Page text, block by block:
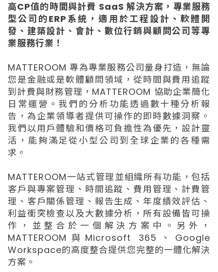
高CP值的時間與計費 SaaS 解決方案，專業服務
型公司的ERP系統，適用於工程設計、軟體開
發、建築設計、會計、數位行銷與顧問公司等專
業服務行業！
MATTEROOM 專為專業服務公司量身打造，無論
您是金融或是軟體顧問領域，從時間與費用追蹤
到計費與財務管理，MATTEROOM 協助企業簡化
日常運營。我們的分析功能透過數十種分析報
告，為企業領導者提供可操作的即時數據洞察。
我們以用戶體驗和價格可負擔性為優先，設計靈
活，能夠滿足從小型公司到全球企業的各種需
求。
MATTEROOM一站式管理並組織所有功能，包括
客戶與專案管理、時間追蹤、費用管理、計費管
理、客戶關係管理、報告生成、年度績效評估、
利益衝突檢查以及大數據分析，所有設備皆可操
作，並整合於一個解決方案中。另外，
MATTEROOM與Microsoft 365、Google
Workspace的高度整合提供您完整的一體化解決
方案。